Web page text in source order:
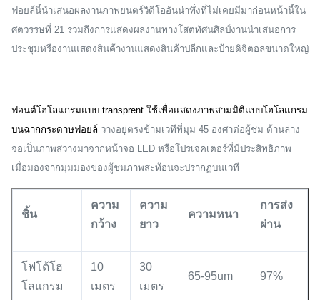
ฟอยล์นี้นำเสนอผลงานภาพยนตร์วิดีโออันน่าทึ่งที่ไม่เคยมีมาก่อนหน้านี้ใน
ศตวรรษที่ 21 รวมถึงการแสดงผลงานทางโสตทัศนศิลป์งานนำเสนอการ
ประชุมหรืองานแสดงสินค้างานแสดงสินค้าปลีกและป้ายดิจิตอลขนาดใหญ่
ฟอนต์โฮโลแกรมแบบ transprent ใช้เพื่อแสดงภาพสามมิติแบบโฮโลแกรม
บนฉากกระดาษฟอยล์ วางอยู่ตรงข้ามเวทีที่มุม 45 องศาต่อผู้ชม ด้านล่าง
จอเป็นภาพสว่างมาจากหน้าจอ LED หรือโปรเจคเตอร์ที่มีประสิทธิภาพ
เมื่อมองจากมุมมองของผู้ชมภาพสะท้อนจะปรากฏบนเวที
ชิ้น
ความ
กว้าง
ความ
ยาว
ความหนา
การส่ง
ผ่าน
โฟโต้โฮ
โลแกรม
10
เมตร
30
เมตร
65-95um 97%